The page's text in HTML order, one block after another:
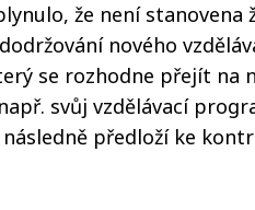
že není stanovena
nového
se rozhodne přejít na
svůj vzdělávací
předloží ke